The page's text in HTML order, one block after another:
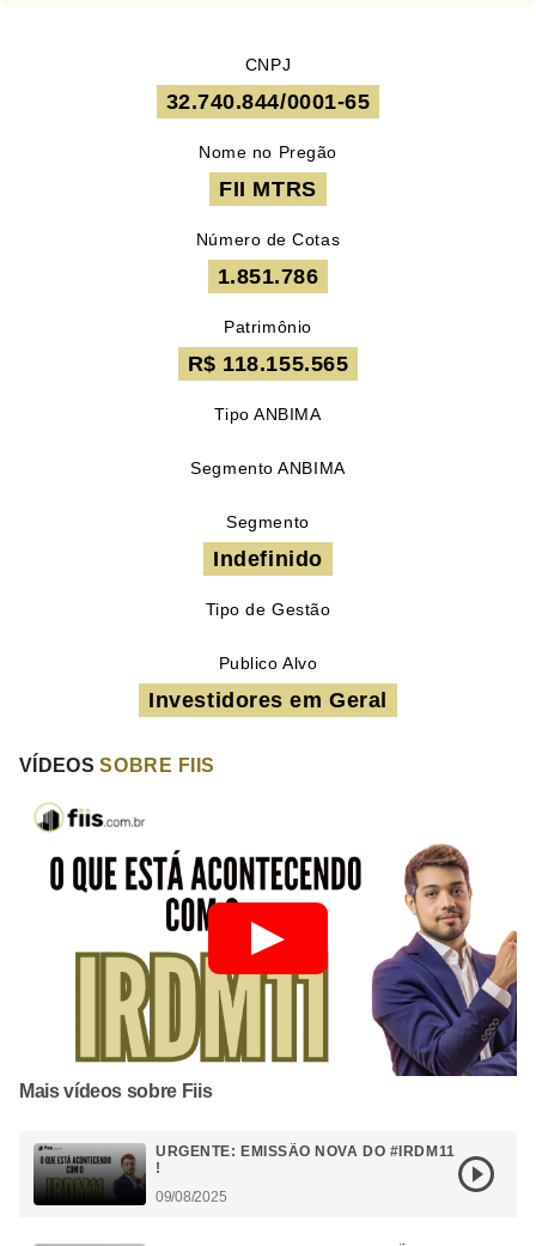
CNPJ
32.740.844/0001-65
Nome no Pregão
FII MTRS
Número de Cotas
1.851.786
Patrimônio
R$ 118.155.565
Tipo ANBIMA
Segmento ANBIMA
Segmento
Indefinido
Tipo de Gestão
Publico Alvo
Investidores em Geral
VÍDEOSSOBRE FIIS
Mais vídeos sobre Fiis
URGENTE: EMISSÃO NOVA DO #IRDM11
!
09/08/2025